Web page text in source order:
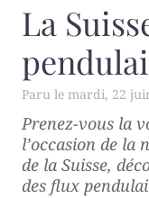
La
mardi, 22
Prenez-vous la
l’occasion de la
de la Suisse,
des flux